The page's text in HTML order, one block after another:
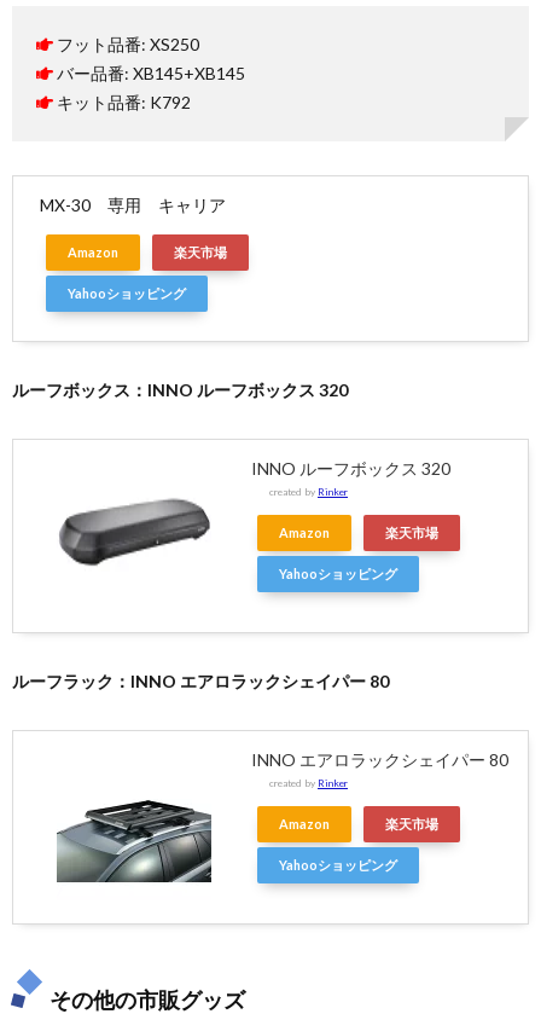
フット品番: XS250
バー品番: XB145+XB145
キット品番: K792
MX-30 専用 キャリア
Amazon 楽天市場
Yahooショッピング
ルーフボックス：INNO ルーフボックス 320
INNO ルーフボックス 320
created by Rinker
Amazon 楽天市場
Yahooショッピング
ルーフラック：INNO エアロラックシェイパー 80
INNO エアロラックシェイパー 80
created by Rinker
Amazon 楽天市場
Yahooショッピング
その他の市販グッズ